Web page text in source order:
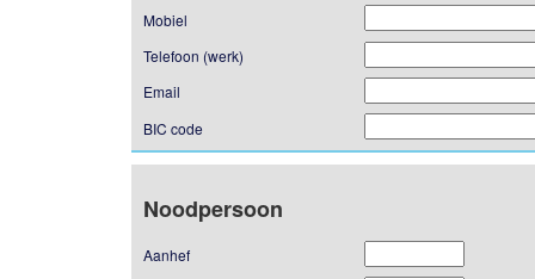
Mobiel
Telefoon (werk)
Email
BIC code
Noodpersoon
Aanhef